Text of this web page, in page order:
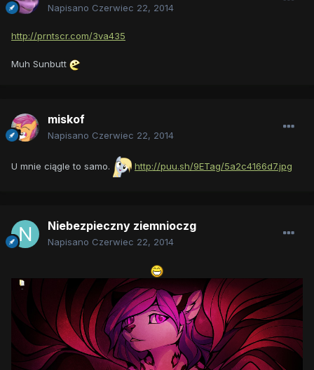
Napisano Czerwiec 22, 2014
http://prntscr.com/3va435
Muh Sunbutt
miskof
Napisano Czerwiec 22, 2014
U mnie ciągle to samo. http://puu.sh/9ETag/5a2c4166d7.jpg
Niebezpieczny ziemnioczg
Napisano Czerwiec 22, 2014